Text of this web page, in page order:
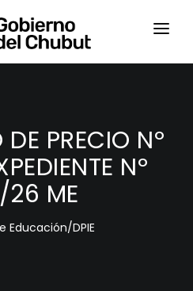
PRECIO Nº
Nº
26 ME
Educación/DPIE